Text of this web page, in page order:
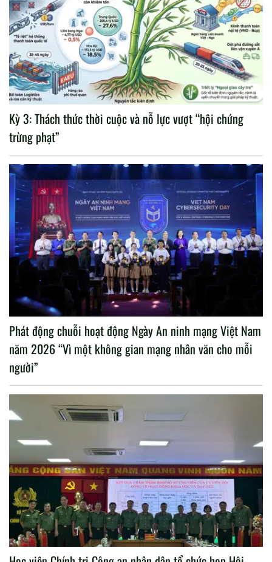
Kỳ 3: Thách thức thời cuộc và nỗ lực vượt “hội chứng
trừng phạt”
Phát động chuỗi hoạt động Ngày An ninh mạng Việt Nam
năm 2026 “Vì một không gian mạng nhân văn cho mỗi
người”